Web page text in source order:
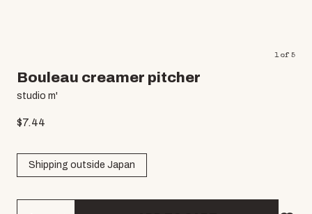
1of 5
Bouleau creamer pitcher
studio m'
$7.44
Shipping outside Japan